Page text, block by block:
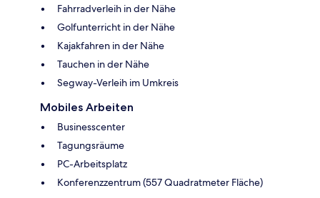
Fahrradverleih in der Nähe
Golfunterricht in der Nähe
Kajakfahren in der Nähe
Tauchen in der Nähe
Segway-Verleih im Umkreis
Mobiles Arbeiten
Businesscenter
Tagungsräume
PC-Arbeitsplatz
Konferenzzentrum (557 Quadratmeter Fläche)